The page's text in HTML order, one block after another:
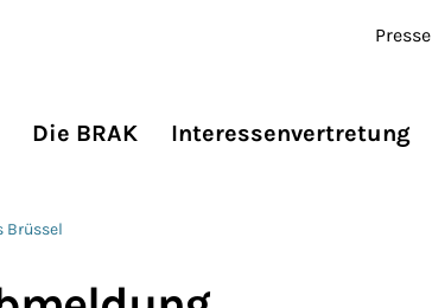
Presse
Die BRAK Interessenvertretung
Brüssel